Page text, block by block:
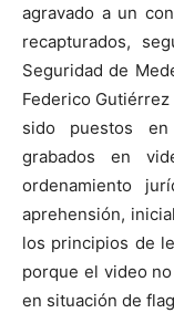
agravado a un
recapturados,
Seguridad de
Federico
sido puestos
grabados en
ordenamiento
aprehensión,
los principios de
porque el video
en situación de